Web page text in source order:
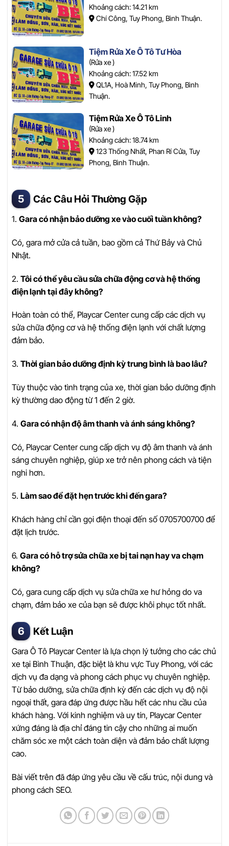
Khoảng cách: 14.21 km
Chí Công, Tuy Phong, Bình Thuận.
Tiệm Rửa Xe Ô Tô Tư Hòa
(Rửa xe )
Khoảng cách: 17.52 km
QL1A, Hoà Minh, Tuy Phong, Bình
Thuận.
Tiệm Rửa Xe Ô Tô Linh
(Rửa xe )
Khoảng cách: 18.74 km
123 Thống Nhất, Phan Rí Cửa, Tuy
Phong, Bình Thuận.
Các Câu Hỏi Thường Gặp
1. Gara có nhận bảo dưỡng xe vào cuối tuần không?
Có, gara mở cửa cả tuần, bao gồm cả Thứ Bảy và Chủ
Nhật.
2. Tôi có thể yêu cầu sửa chữa động cơ và hệ thống
điện lạnh tại đây không?
Hoàn toàn có thể, Playcar Center cung cấp các dịch vụ
sửa chữa động cơ và hệ thống điện lạnh với chất lượng
đảm bảo.
3. Thời gian bảo dưỡng định kỳ trung bình là bao lâu?
Tùy thuộc vào tình trạng của xe, thời gian bảo dưỡng định
kỳ thường dao động từ 1 đến 2 giờ.
4. Gara có nhận độ âm thanh và ánh sáng không?
Có, Playcar Center cung cấp dịch vụ độ âm thanh và ánh
sáng chuyên nghiệp, giúp xe trở nên phong cách và tiện
nghi hơn.
5. Làm sao để đặt hẹn trước khi đến gara?
Khách hàng chỉ cần gọi điện thoại đến số 0705700700 để
đặt lịch trước.
6. Gara có hỗ trợ sửa chữa xe bị tai nạn hay va chạm
không?
Có, gara cung cấp dịch vụ sửa chữa xe hư hỏng do va
chạm, đảm bảo xe của bạn sẽ được khôi phục tốt nhất.
Kết Luận
Gara Ô Tô Playcar Center là lựa chọn lý tưởng cho các chủ
xe tại Bình Thuận, đặc biệt là khu vực Tuy Phong, với các
dịch vụ đa dạng và phong cách phục vụ chuyên nghiệp.
Từ bảo dưỡng, sửa chữa định kỳ đến các dịch vụ độ nội
ngoại thất, gara đáp ứng được hầu hết các nhu cầu của
khách hàng. Với kinh nghiệm và uy tín, Playcar Center
xứng đáng là địa chỉ đáng tin cậy cho những ai muốn
chăm sóc xe một cách toàn diện và đảm bảo chất lượng
cao.
Bài viết trên đã đáp ứng yêu cầu về cấu trúc, nội dung và
phong cách SEO.